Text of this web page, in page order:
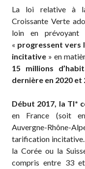
La loi relative à
Croissante Verte
loin en prévoyant
« progressent vers
incitative » en
15 millions
dernière en 2020 et
Début 2017, la TI*
en France (soit
Auvergne-Rhône-
tarification incitative.
la Corée ou la
compris entre 33